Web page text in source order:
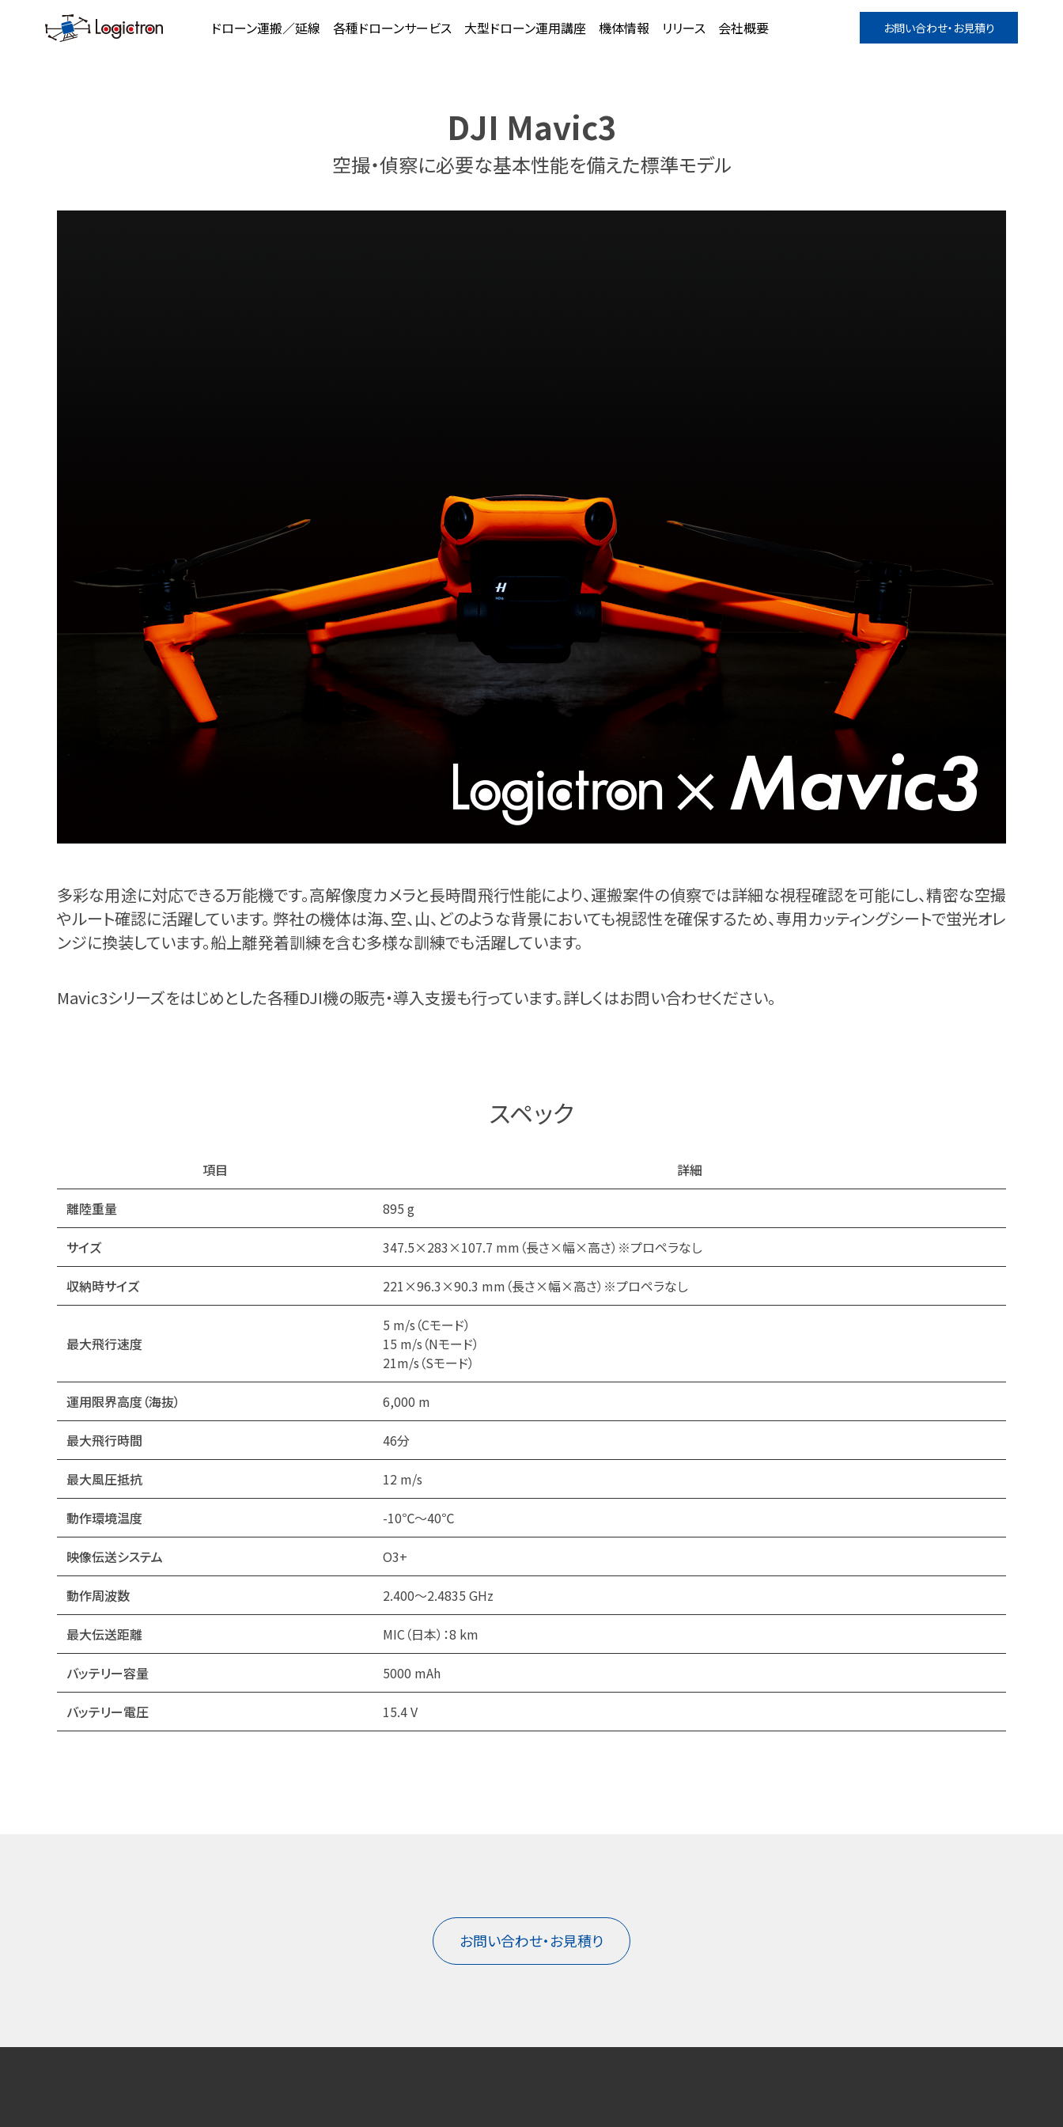
ドローン運搬／延線 各種ドローンサービス 大型ドローン運用講座 機体情報 リリース 会社概要 お問い合わせ・お見積り
多彩な用途に対応できる万能機です。高解像度カメラと長時間飛行性能により、運搬案件の偵察では詳細な視程確認を可能にし、精密な空撮
やルート確認に活躍しています。 弊社の機体は海、空、山、どのような背景においても視認性を確保するため、専用カッティングシートで蛍光オレ
ンジに換装しています。船上離発着訓練を含む多様な訓練でも活躍しています。
Mavic3シリーズをはじめとした各種DJI機の販売・導入支援も行っています。詳しくはお問い合わせください。
スペック
項目 詳細
離陸重量 895 g
サイズ 347.5×283×107.7 mm（長さ×幅×高さ）※プロペラなし
収納時サイズ 221×96.3×90.3 mm（長さ×幅×高さ）※プロペラなし
最大飛行速度
5 m/s（Cモード）
15 m/s（Nモード）
21m/s（Sモード）
運用限界高度（海抜） 6,000 m
最大飛行時間 46分
最大風圧抵抗 12 m/s
動作環境温度 -10℃〜40℃
映像伝送システム O3+
動作周波数 2.400～2.4835 GHz
最大伝送距離 MIC（日本）：8 km
バッテリー容量 5000 mAh
バッテリー電圧 15.4 V
お問い合わせ・お見積り